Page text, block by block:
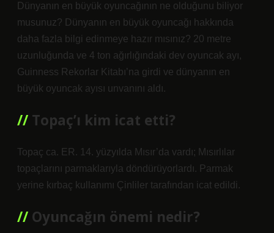
Dünyanın en büyük oyuncağının ne olduğunu biliyor
musunuz? Dünyanın en büyük oyuncağı hakkında
daha fazla bilgi edinmeye hazır mısınız? 20 metre
uzunluğunda ve 4 ton ağırlığındaki dev oyuncak ayı,
Guinness Rekorlar Kitabı’na girdi ve dünyanın en
büyük oyuncak ayısı unvanını aldı.
Topaç’ı kim icat etti?
Topaç ca. ER. 14. yüzyılda Mısır’da vardı; Mısırlılar
topaçlarını parmaklarıyla döndürüyorlardı. Parmak
yerine kırbaç kullanımı Çinliler tarafından icat edildi.
Oyuncağın önemi nedir?